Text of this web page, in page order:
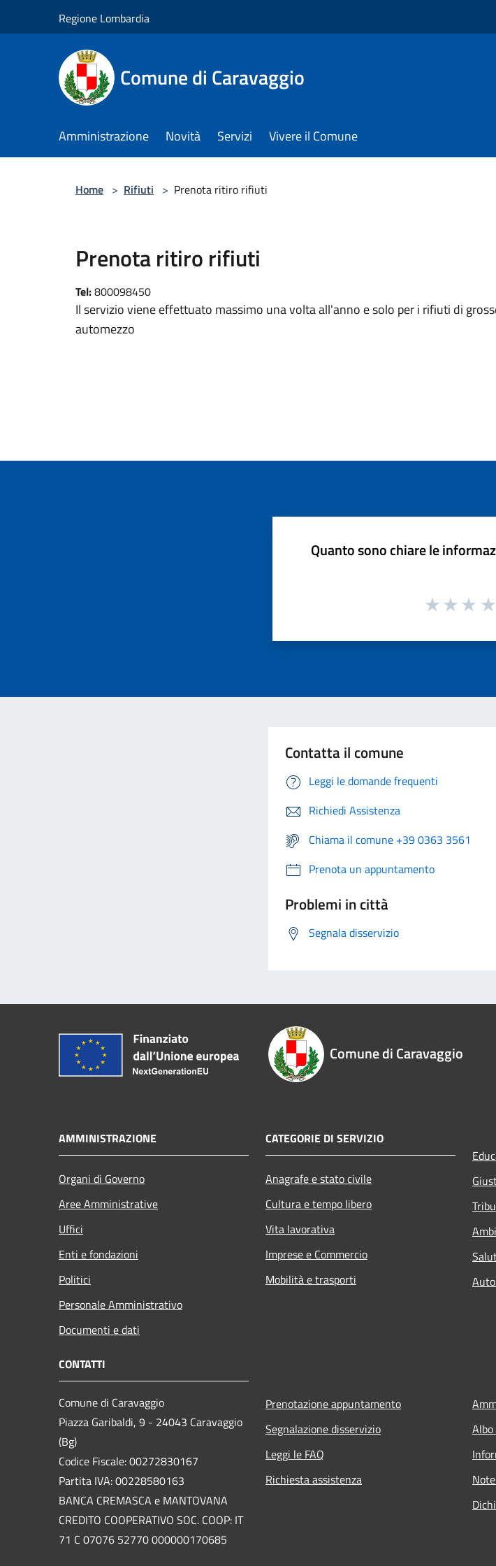
Regione Lombardia
Comune di Caravaggio
Amministrazione Novità Servizi Vivere il Comune
Home > Rifiuti > Prenota ritiro rifiuti
Prenota ritiro rifiuti
Tel:800098450
Il servizio viene effettuato massimo una volta all'anno e solo per i rifiuti di
automezzo
Quanto sono chiare le
Contatta il comune
Leggi le domande frequenti
Richiedi Assistenza
Chiama il comune +39 0363 3561
Prenota un appuntamento
Problemi in città
Segnala disservizio
Comune di Caravaggio
AMMINISTRAZIONE
Organi di Governo
Aree Amministrative
Uffici
Enti e fondazioni
Politici
Personale Amministrativo
Documenti e dati
CATEGORIE DI SERVIZIO
Anagrafe e stato civile
Cultura e tempo libero
Vita lavorativa
Imprese e Commercio
Mobilità e trasporti
CONTATTI
Comune di Caravaggio
Piazza Garibaldi, 9 - 24043 Caravaggio
(Bg)
Codice Fiscale: 00272830167
Partita IVA: 00228580163
BANCA CREMASCA e MANTOVANA
CREDITO COOPERATIVO SOC. COOP: IT
71 C 07076 52770 000000170685
Prenotazione appuntamento
Segnalazione disservizio
Leggi le FAQ
Richiesta assistenza